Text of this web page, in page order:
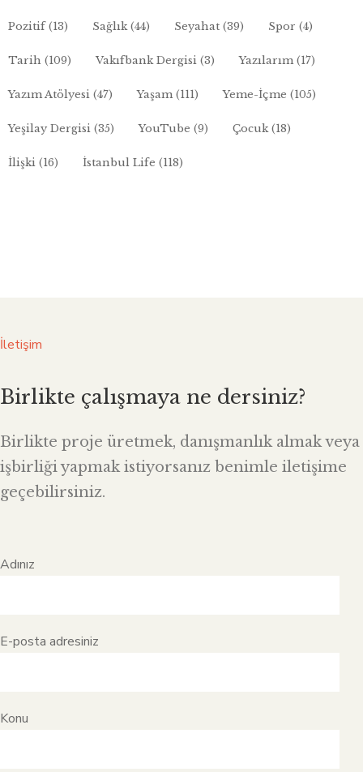
Pozitif(13) Sağlık(44) Seyahat (39) Spor (4)
Tarih (109) Vakıfbank Dergisi (3) Yazılarım(17)
Yazım Atölyesi (47) Yaşam(111) Yeme-İçme (105)
Yeşilay Dergisi (35) YouTube (9) Çocuk(18)
İlişki (16) İstanbul Life (118)
İletişim
Birlikte çalışmaya ne dersiniz?
Birlikte proje üretmek, danışmanlık almak veya
işbirliği yapmak istiyorsanız benimle iletişime
geçebilirsiniz.
Adınız
E-posta adresiniz
Konu